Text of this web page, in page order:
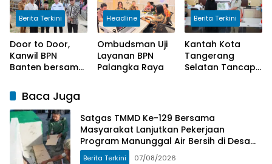
Manunggal Air
Bersih di Desa
Umbele
Bagi Masyarakat
ATR/BPN
Berita Terkini
Door to Door,
Kanwil BPN
Banten bersama
Serahkan
Sertipikat
Kepada
Masyarakat
Headline
Ombudsman Uji
Layanan BPN
Palangka Raya
Berita Terkini
Kantah Kota
Tangerang
Selatan Tancap
Baca Juga
Satgas TMMD Ke-129 Bersama
Masyarakat Lanjutkan Pekerjaan
Program Manunggal Air Bersih di Desa
Umbele
Berita Terkini 07/08/2026